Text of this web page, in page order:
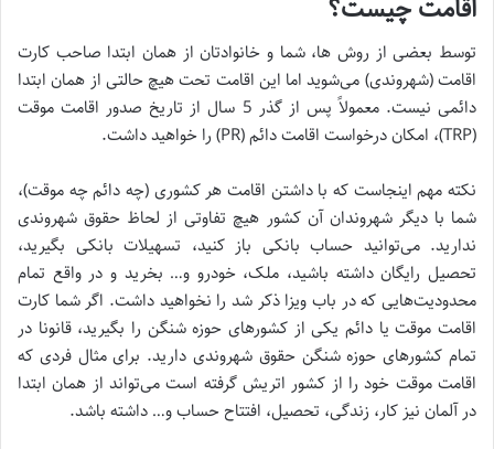
اقامت چیست؟
توسط بعضی از روش ها، شما و خانوادتان از همان ابتدا صاحب کارت
اقامت (شهروندی) می‌شوید اما این اقامت تحت هیچ حالتی از همان ابتدا
دائمی نیست. معمولاً پس از گذر 5 سال از تاریخ صدور اقامت موقت
(TRP)، امکان درخواست اقامت دائم (PR) را خواهید داشت.
نکته مهم اینجاست که با داشتن اقامت هر کشوری (چه دائم چه موقت)،
شما با دیگر شهروندان آن کشور هیچ تفاوتی از لحاظ حقوق شهروندی
ندارید. می‌توانید حساب بانکی باز کنید، تسهیلات بانکی بگیرید،
تحصیل رایگان داشته باشید، ملک، خودرو و… بخرید و در واقع تمام
محدودیت‌هایی که در باب ویزا ذکر شد را نخواهید داشت. اگر شما کارت
اقامت موقت یا دائم یکی از کشور‌های حوزه شنگن را بگیرید، قانونا در
تمام کشورهای حوزه شنگن حقوق شهروندی دارید. برای مثال فردی که
اقامت موقت خود را از کشور اتریش گرفته است می‌تواند از همان ابتدا
در آلمان نیز کار، زندگی، تحصیل، افتتاح حساب و… داشته باشد.